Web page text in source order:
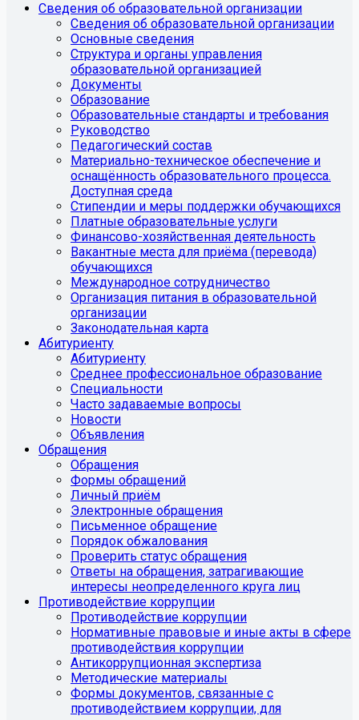
Сведения об образовательной организации
Сведения об образовательной организации
Основные сведения
Структура и органы управления
образовательной организацией
Документы
Образование
Образовательные стандарты и требования
Руководство
Педагогический состав
Материально-техническое обеспечение и
оснащённость образовательного процесса.
Доступная среда
Стипендии и меры поддержки обучающихся
Платные образовательные услуги
Финансово-хозяйственная деятельность
Вакантные места для приёма (перевода)
обучающихся
Международное сотрудничество
Организация питания в образовательной
организации
Законодательная карта
Абитуриенту
Абитуриенту
Среднее профессиональное образование
Специальности
Часто задаваемые вопросы
Новости
Объявления
Обращения
Обращения
Формы обращений
Личный приём
Электронные обращения
Письменное обращение
Порядок обжалования
Проверить статус обращения
Ответы на обращения, затрагивающие
интересы неопределенного круга лиц
Противодействие коррупции
Противодействие коррупции
Нормативные правовые и иные акты в сфере
противодействия коррупции
Антикоррупционная экспертиза
Методические материалы
Формы документов, связанные с
противодействием коррупции, для